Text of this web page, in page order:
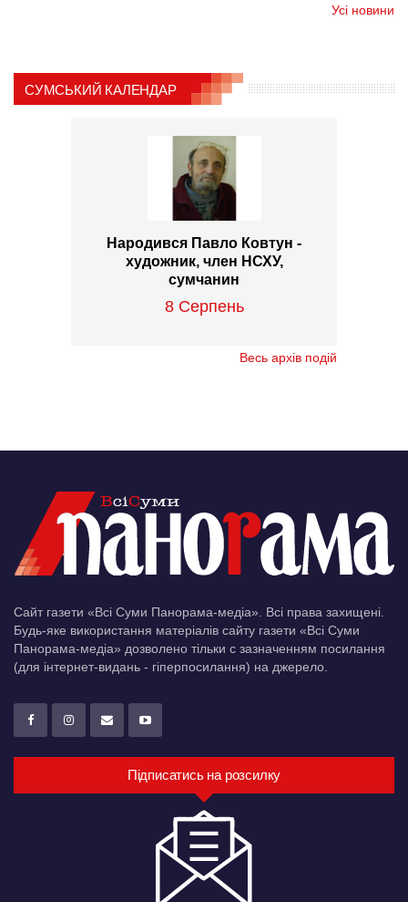
Усі новини
СУМСЬКИЙ КАЛЕНДАР
Народився Павло Ковтун -
художник, член НСХУ,
сумчанин
8 Серпень
Весь архів подій
Сайт газети «Всі Суми Панорама-медіа». Всі права захищені.
Будь-яке використання матеріалів сайту газети «Всі Суми
Панорама-медіа» дозволено тільки c зазначенням посилання
(для інтернет-видань - гіперпосилання) на джерело.
Підписатись на розсилку